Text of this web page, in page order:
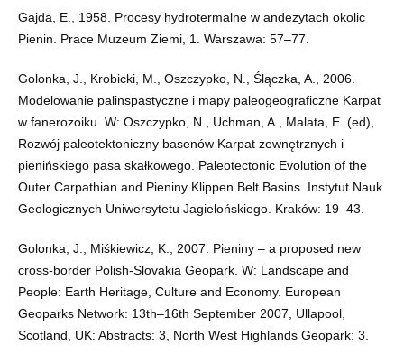
Gajda, E., 1958. Procesy hydrotermalne w andezytach okolic
Pienin. Prace Muzeum Ziemi, 1. Warszawa: 57–77.
Golonka, J., Krobicki, M., Oszczypko, N., Ślączka, A., 2006.
Modelowanie palinspastyczne i mapy paleogeograficzne Karpat
w fanerozoiku. W: Oszczypko, N., Uchman, A., Malata, E. (ed),
Rozwój paleotektoniczny basenów Karpat zewnętrznych i
pienińskiego pasa skałkowego. Paleotectonic Evolution of the
Outer Carpathian and Pieniny Klippen Belt Basins. Instytut Nauk
Geologicznych Uniwersytetu Jagielońskiego. Kraków: 19–43.
Golonka, J., Miśkiewicz, K., 2007. Pieniny – a proposed new
cross-border Polish-Slovakia Geopark. W: Landscape and
People: Earth Heritage, Culture and Economy. European
Geoparks Network: 13th–16th September 2007, Ullapool,
Scotland, UK: Abstracts: 3, North West Highlands Geopark: 3.